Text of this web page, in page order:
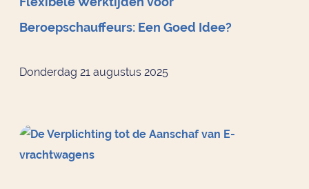
Beroepschauffeurs: Een Goed Idee?
Donderdag 21 augustus 2025